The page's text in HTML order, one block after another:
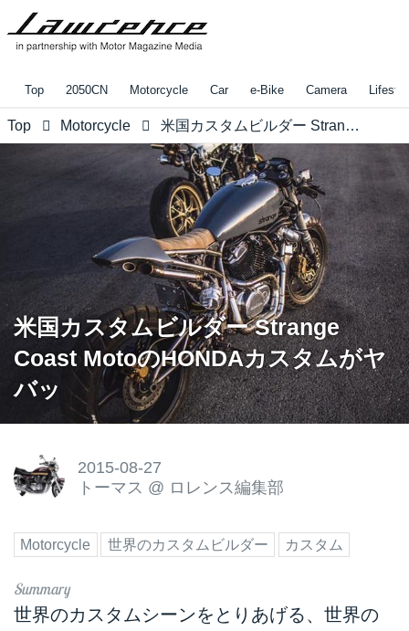
Top 2050CN Motorcycle Car e-Bike Camera
Top Motorcycle 米国カスタムビルダー Strange Coast MotoのHONDAカスタムがヤバッ
米国カスタムビルダー Strange
Coast MotoのHONDAカスタムがヤ
バッ
2015-08-27
トーマス @ ロレンス編集部
Motorcycle 世界のカスタムビルダー カスタム
世界のカスタムシーンをとりあげる、世界の